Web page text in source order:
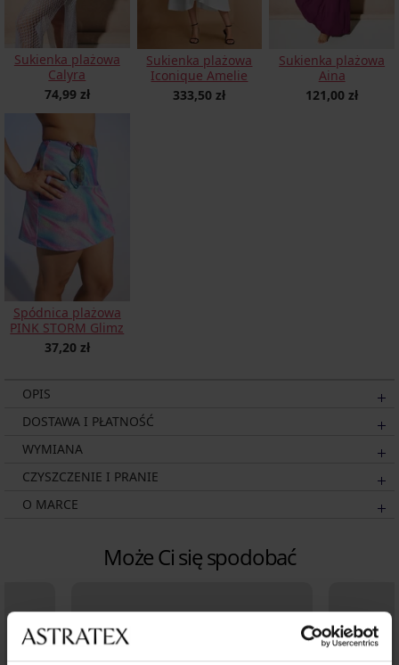
Sukienka plażowa
Calyra
74,99 zł
Sukienka plażowa
Iconique Amelie
333,50 zł
Sukienka plażowa
Aina
121,00 zł
Spódnica plażowa
PINK STORM Glimz
37,20 zł
OPIS
DOSTAWA I PŁATNOŚĆ
WYMIANA
CZYSZCZENIE I PRANIE
O MARCE
Może Ci się spodobać